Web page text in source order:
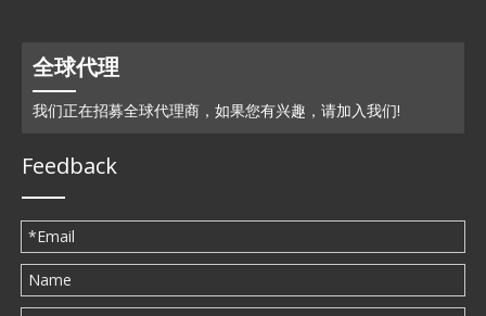
全球代理
我们正在招募全球代理商，如果您有兴趣，请加入我们!
Feedback